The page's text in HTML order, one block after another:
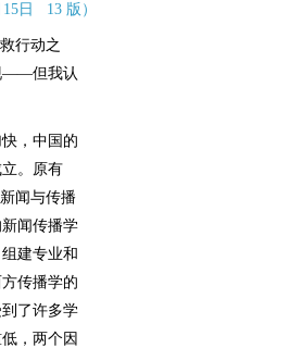
15日 13 版）
行动之
——但我认
，中国的
。原有
闻与传播
闻传播学
建专业和
传播学的
了许多学
，两个因